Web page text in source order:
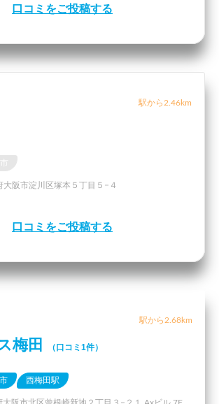
口コミをご投稿する
駅から2.46km
阪市淀川区塚本５丁目５−４
口コミをご投稿する
駅から2.68km
梅田 （口コミ1件）
西梅田駅